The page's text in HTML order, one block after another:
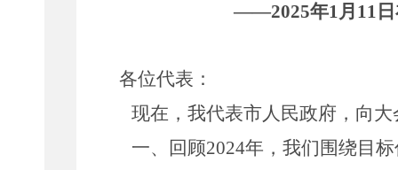
——2025年1月 11
各位代表：
现在， 我代表市人民政府，向
一、回顾2024年 ，我们围绕目